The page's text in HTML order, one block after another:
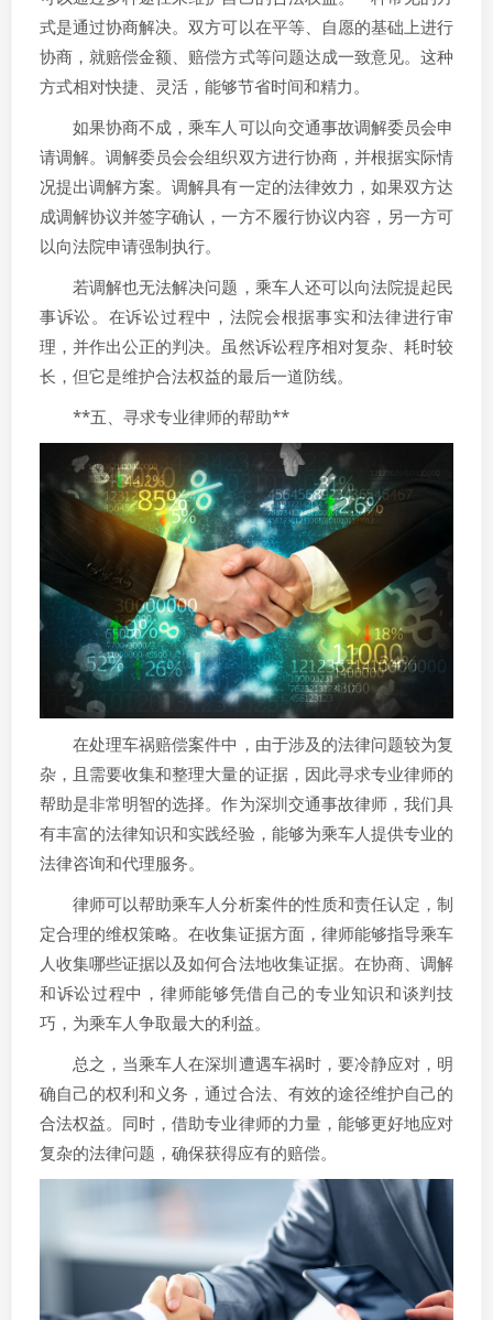
式是通过协商解决。双方可以在平等、自愿的基础上进行
协商，就赔偿金额、赔偿方式等问题达成一致意见。这种
方式相对快捷、灵活，能够节省时间和精力。
如果协商不成，乘车人可以向交通事故调解委员会申
请调解。调解委员会会组织双方进行协商，并根据实际情
况提出调解方案。调解具有一定的法律效力，如果双方达
成调解协议并签字确认，一方不履行协议内容，另一方可
以向法院申请强制执行。
若调解也无法解决问题，乘车人还可以向法院提起民
事诉讼。在诉讼过程中，法院会根据事实和法律进行审
理，并作出公正的判决。虽然诉讼程序相对复杂、耗时较
长，但它是维护合法权益的最后一道防线。
**五、寻求专业律师的帮助**
在处理车祸赔偿案件中，由于涉及的法律问题较为复
杂，且需要收集和整理大量的证据，因此寻求专业律师的
帮助是非常明智的选择。作为深圳交通事故律师，我们具
有丰富的法律知识和实践经验，能够为乘车人提供专业的
法律咨询和代理服务。
律师可以帮助乘车人分析案件的性质和责任认定，制
定合理的维权策略。在收集证据方面，律师能够指导乘车
人收集哪些证据以及如何合法地收集证据。在协商、调解
和诉讼过程中，律师能够凭借自己的专业知识和谈判技
巧，为乘车人争取最大的利益。
总之，当乘车人在深圳遭遇车祸时，要冷静应对，明
确自己的权利和义务，通过合法、有效的途径维护自己的
合法权益。同时，借助专业律师的力量，能够更好地应对
复杂的法律问题，确保获得应有的赔偿。